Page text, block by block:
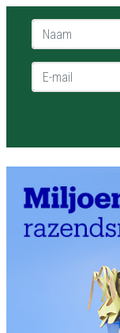
Naam *
E-mail *